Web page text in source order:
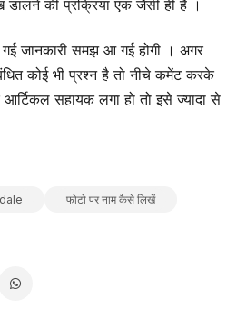
की प्रक्रिया एक जैसी ही है ।
जानकारी समझ आ गई होगी । अगर
कोई भी प्रश्न है तो नीचे कमेंट करके
सहायक लगा हो तो इसे ज्यादा से
फोटो पर नाम कैसे लिखें